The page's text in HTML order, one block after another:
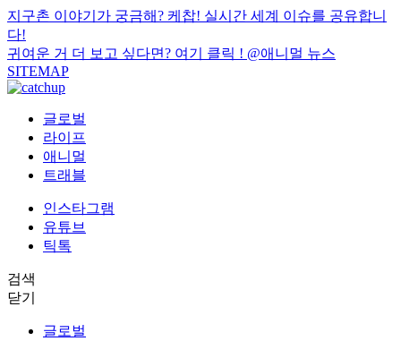
지구촌 이야기가 궁금해? 케찹! 실시간 세계 이슈를 공유합니
다!
귀여운 거 더 보고 싶다면? 여기 클릭 ! @애니멀 뉴스
SITEMAP
글로벌
라이프
애니멀
트래블
인스타그램
유튜브
틱톡
검색
닫기
글로벌